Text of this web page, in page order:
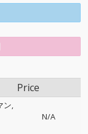
Price
ン
N/A